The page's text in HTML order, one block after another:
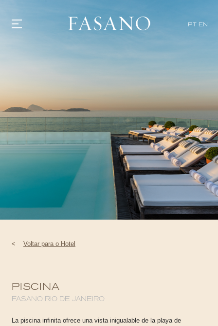
PT EN
VILLAS
TIENDA | SELEZIONE
DESCUBRIR
CORRIERE
CONTACTO
< Voltar para o Hotel
PISCINA
FASANO RIO DE JANEIRO
La piscina infinita ofrece una vista inigualable de la playa de